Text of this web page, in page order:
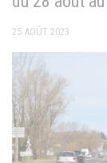
25 AOÛT 2023